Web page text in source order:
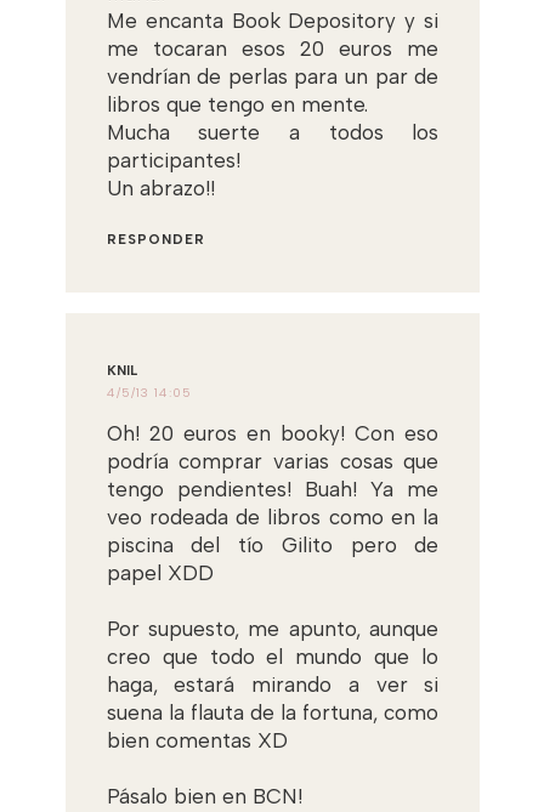
Me encanta Book Depository y si
me tocaran esos 20 euros me
vendrían de perlas para un par de
libros que tengo en mente.
Mucha suerte a todos los
participantes!
Un abrazo!!
RESPONDER
KNIL
4/5/13 14:05
Oh! 20 euros en booky! Con eso
podría comprar varias cosas que
tengo pendientes! Buah! Ya me
veo rodeada de libros como en la
piscina del tío Gilito pero de
papel XDD
Por supuesto, me apunto, aunque
creo que todo el mundo que lo
haga, estará mirando a ver si
suena la flauta de la fortuna, como
bien comentas XD
Pásalo bien en BCN!